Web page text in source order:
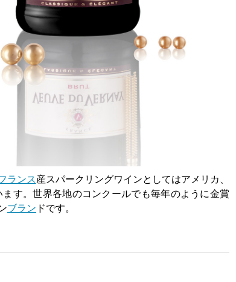
ランス産スパークリングワインとしてはアメリカ、
す。世界各地のコンクールでも毎年のように金賞
ブラン ドです。